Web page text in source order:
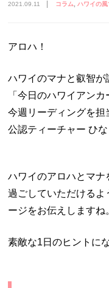
2021.09.11 コラム ハワイの
アロハ！
ハワイのマナと叡智が
「今日のハワイアンカ
今週リーディングを
公認ティーチャー ひな
ハワイのアロハとマ
過ごしていただける
ージをお伝えしますね
素敵な1日のヒントに